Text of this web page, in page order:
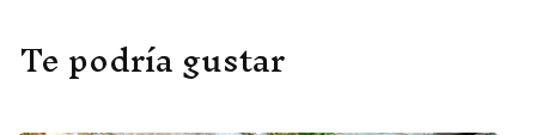
Te podría gustar